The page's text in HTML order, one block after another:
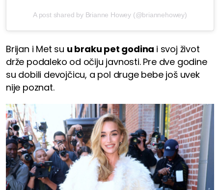
A post shared by Brianne Howey (@briannehowey)
Brijan i Met su u braku pet godina i svoj život
drže podaleko od očiju javnosti. Pre dve godine
su dobili devojčicu, a pol druge bebe još uvek
nije poznat.